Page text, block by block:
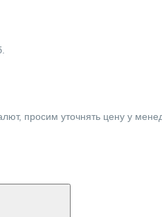
просим уточнять цену у